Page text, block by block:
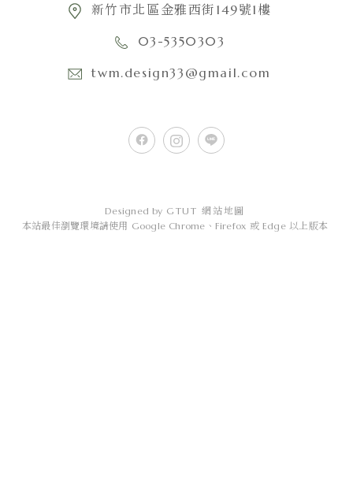
新竹市北區金雅西街149號1樓
03-5350303
twm.design33@gmail.com
Designed by GTUT 網站地圖
本站最佳瀏覽環境請使用 Google Chrome、Firefox 或 Edge 以上版本